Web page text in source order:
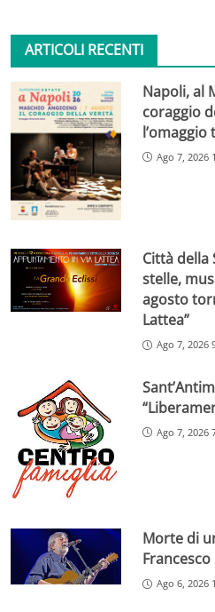
ARTICOLI RECENTI
Napoli, al
coraggio
Ago 7, 2026
Città della
stelle,
agosto
Lattea”
Ago 7, 2026
Ago 7, 2026
Morte di
Ago 6, 2026